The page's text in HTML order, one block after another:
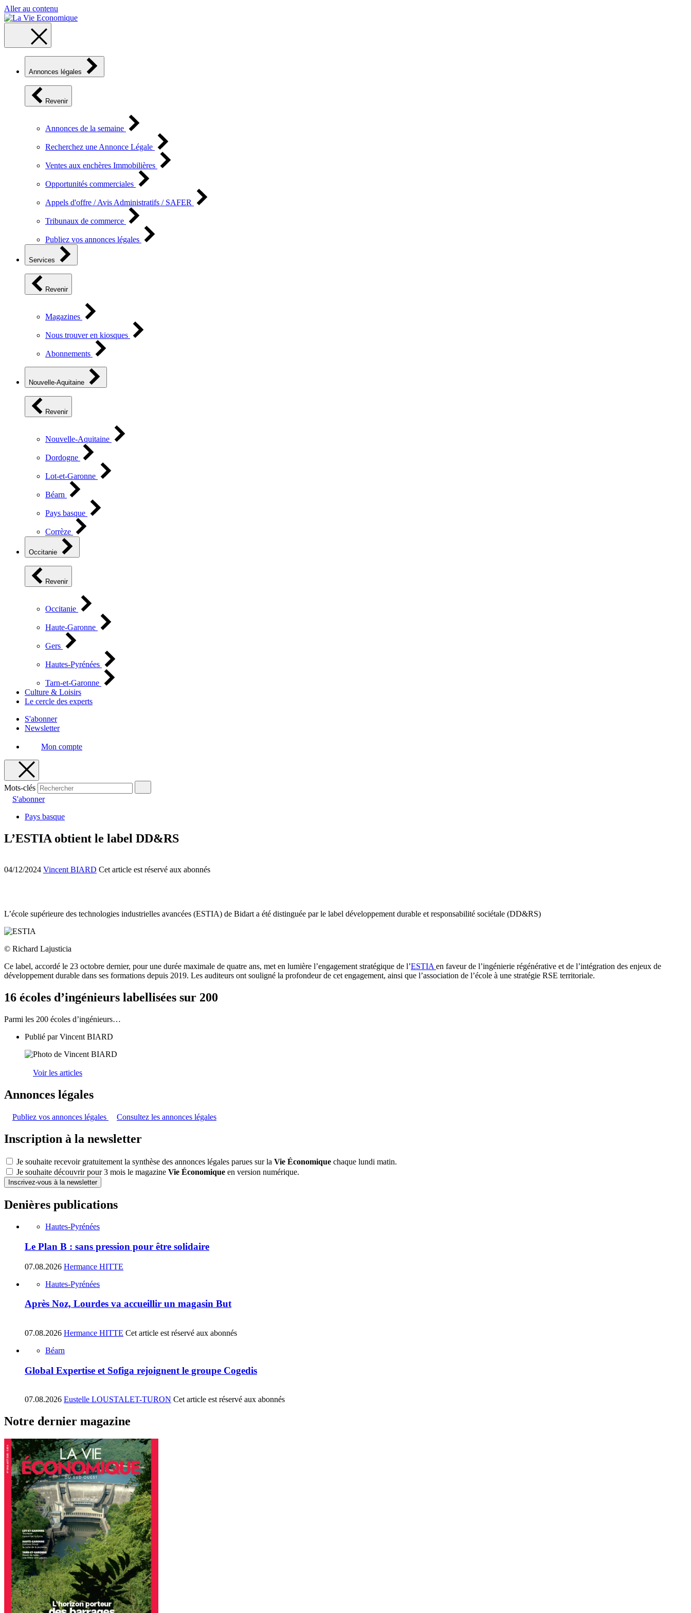
Aller au contenu
Annonces légales
Revenir
Annonces de la semaine
Recherchez une Annonce Légale
Ventes aux enchères Immobilières
Opportunités commerciales
Appels d'offre / Avis Administratifs / SAFER
Tribunaux de commerce
Publiez vos annonces légales
Services
Revenir
Magazines
Nous trouver en kiosques
Abonnements
Nouvelle-Aquitaine
Revenir
Nouvelle-Aquitaine
Dordogne
Lot-et-Garonne
Béarn
Pays basque
Corrèze
Occitanie
Revenir
Occitanie
Haute-Garonne
Gers
Hautes-Pyrénées
Tarn-et-Garonne
Culture & Loisirs
Le cercle des experts
S'abonner
Newsletter
Mon compte
Mots-clés
S'abonner
Pays basque
L’ESTIA obtient le label DD&RS
04/12/2024 Vincent BIARD Cet article est réservé aux abonnés
L’école supérieure des technologies industrielles avancées (ESTIA) de Bidart a été distinguée par le label développement durable et responsabilité sociétale (DD&RS)
© Richard Lajusticia
Ce label, accordé le 23 octobre dernier, pour une durée maximale de quatre ans, met en lumière l’engagement stratégique de l’ESTIA en faveur de l’ingénierie régénérative et de l’intégration des enjeux de
développement durable dans ses formations depuis 2019. Les auditeurs ont souligné la profondeur de cet engagement, ainsi que l’association de l’école à une stratégie RSE territoriale.
16 écoles d’ingénieurs labellisées sur 200
Parmi les 200 écoles d’ingénieurs…
Publié parVincent BIARD
Voir les articles
Annonces légales
Publiez vos annonces légales Consultez les annonces légales
Inscription à la newsletter
Je souhaite recevoir gratuitement la synthèse des annonces légales parues sur la Vie Économique chaque lundi matin.
Je souhaite découvrir pour 3 mois le magazine Vie Économique en version numérique.
Inscrivez-vous à la newsletter
Denières publications
Hautes-Pyrénées
Le Plan B : sans pression pour être solidaire
07.08.2026 Hermance HITTE
Hautes-Pyrénées
Après Noz, Lourdes va accueillir un magasin But
07.08.2026 Hermance HITTE Cet article est réservé aux abonnés
Béarn
Global Expertise et Sofiga rejoignent le groupe Cogedis
07.08.2026 Eustelle LOUSTALET-TURON Cet article est réservé aux abonnés
Notre dernier magazine